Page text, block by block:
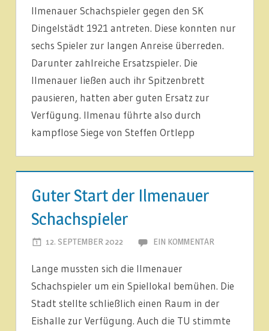
Ilmenauer Schachspieler gegen den SK
Dingelstädt 1921 antreten. Diese konnten nur
sechs Spieler zur langen Anreise überreden.
Darunter zahlreiche Ersatzspieler. Die
Ilmenauer ließen auch ihr Spitzenbrett
pausieren, hatten aber guten Ersatz zur
Verfügung. Ilmenau führte also durch
kampflose Siege von Steffen Ortlepp
ARTIKEL
LIGABERICHTE
NEUIGKEITEN
Guter Start der Ilmenauer
Schachspieler
12. SEPTEMBER 2022 JOACHIM LEHMANN
EIN KOMMENTAR
Lange mussten sich die Ilmenauer
Schachspieler um ein Spiellokal bemühen. Die
Stadt stellte schließlich einen Raum in der
Eishalle zur Verfügung. Auch die TU stimmte